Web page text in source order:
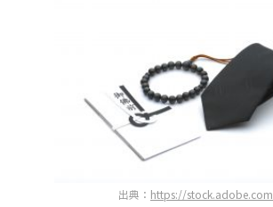
出典： https://stock.adobe.com